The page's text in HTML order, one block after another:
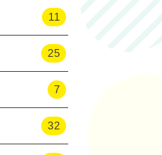
11
25
7
32